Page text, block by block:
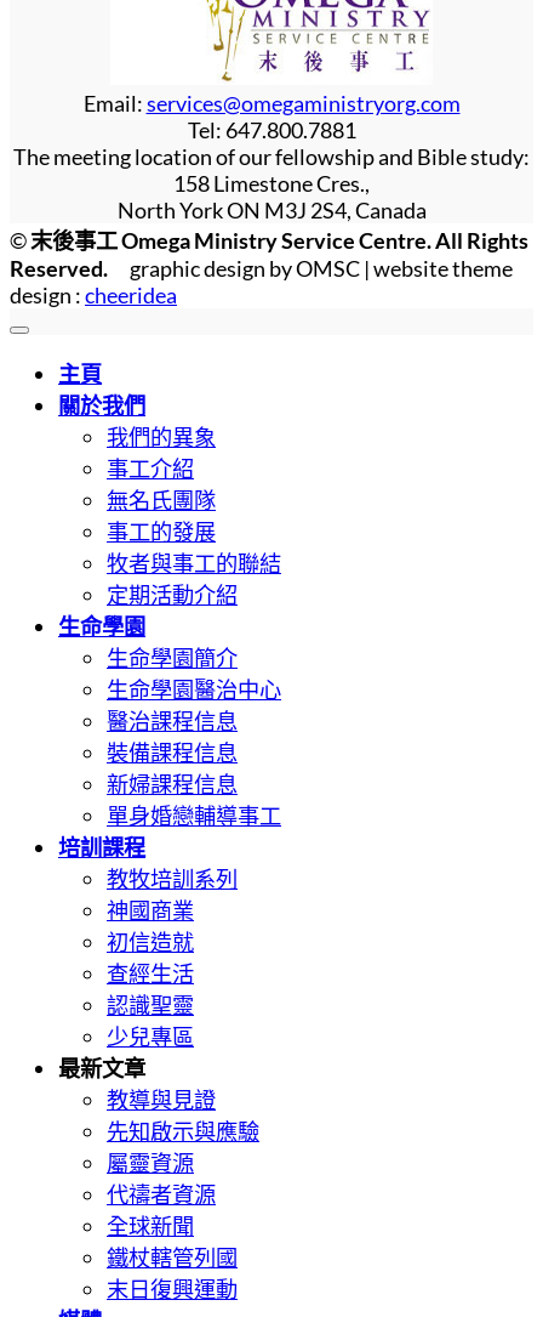
Email:services@omegaministryorg.com
Tel: 647.800.7881
The meeting location of our fellowship and Bible study:
158 Limestone Cres.,
North York ON M3J 2S4, Canada
©末後事工 Omega Ministry Service Centre. All Rights
Reserved. graphic design by OMSC | website theme
design :cheeridea
主頁
關於我們
我們的異象
事工介紹
無名氏團隊
事工的發展
牧者與事工的聯結
定期活動介紹
生命學園
生命學園簡介
生命學園醫治中心
醫治課程信息
裝備課程信息
新婦課程信息
單身婚戀輔導事工
培訓課程
教牧培訓系列
神國商業
初信造就
查經生活
認識聖靈
少兒專區
最新文章
教導與見證
先知啟示與應驗
屬靈資源
代禱者資源
全球新聞
鐵杖轄管列國
末日復興運動